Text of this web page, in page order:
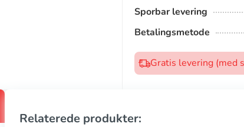
Sporbar levering
Betalingsmetode
Gratis levering (med
Relaterede produkter: